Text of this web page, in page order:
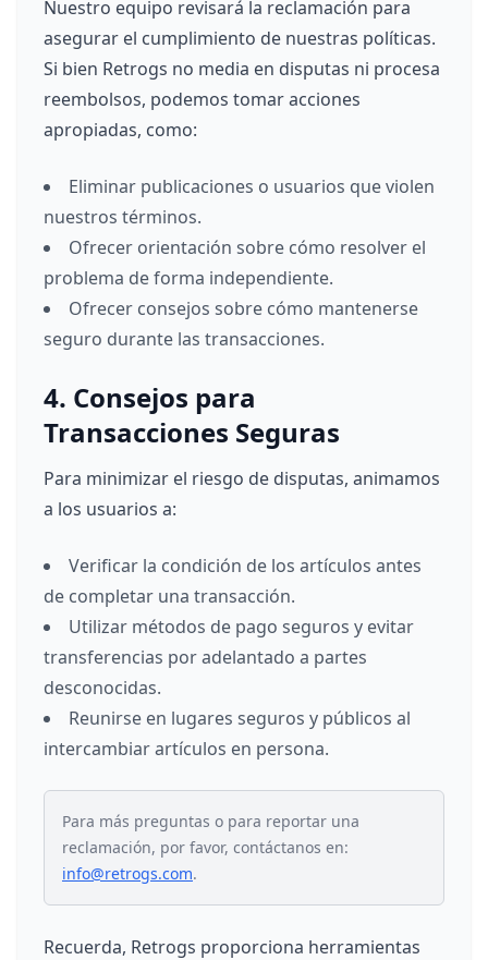
Nuestro equipo revisará la reclamación para
asegurar el cumplimiento de nuestras políticas.
Si bien Retrogs no media en disputas ni procesa
reembolsos, podemos tomar acciones
apropiadas, como:
Eliminar publicaciones o usuarios que violen
nuestros términos.
Ofrecer orientación sobre cómo resolver el
problema de forma independiente.
Ofrecer consejos sobre cómo mantenerse
seguro durante las transacciones.
4. Consejos para
Transacciones Seguras
Para minimizar el riesgo de disputas, animamos
a los usuarios a:
Verificar la condición de los artículos antes
de completar una transacción.
Utilizar métodos de pago seguros y evitar
transferencias por adelantado a partes
desconocidas.
Reunirse en lugares seguros y públicos al
intercambiar artículos en persona.
Para más preguntas o para reportar una
reclamación, por favor, contáctanos en:
info@retrogs.com.
Recuerda, Retrogs proporciona herramientas